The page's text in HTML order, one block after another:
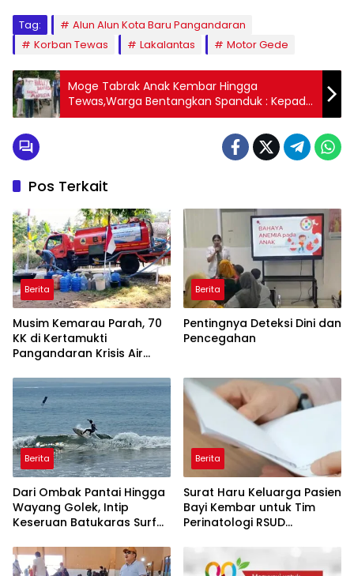
Tag:
Alun Alun Kota Baru Pangandaran
Korban Tewas
Lakalantas Motor Gede
Moge Tabrak Anak Kembar Hingga
Tewas,Warga Bentangkan Spanduk : Kepada
Harley Davidson Hargai Manusia
Pos Terkait
Berita
Musim Kemarau Parah, 70
KK di Kertamukti
Pangandaran Krisis Air
BPBD Gerak Cepat
Berita
Pentingnya Deteksi Dini dan
Pencegahan
Berita
Dari Ombak Pantai Hingga
Wayang Golek, Intip
Keseruan Batukaras Surf
Berita
Surat Haru Keluarga Pasien
Bayi Kembar untuk Tim
Perinatologi RSUD
Ibu Kedua